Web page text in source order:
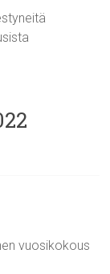
vuosikokous